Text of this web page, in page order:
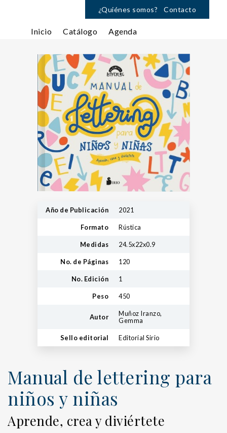
¿Quiénes somos? Contacto
Inicio Catálogo Agenda
Año de Publicación 2021
Formato Rústica
Medidas 24.5x22x0.9
No. de Páginas 120
No. Edición 1
Peso 450
Autor
Muñoz Iranzo,
Gemma
Sello editorial Editorial Sirio
Manual de lettering para
niños y niñas
Aprende, crea y diviértete